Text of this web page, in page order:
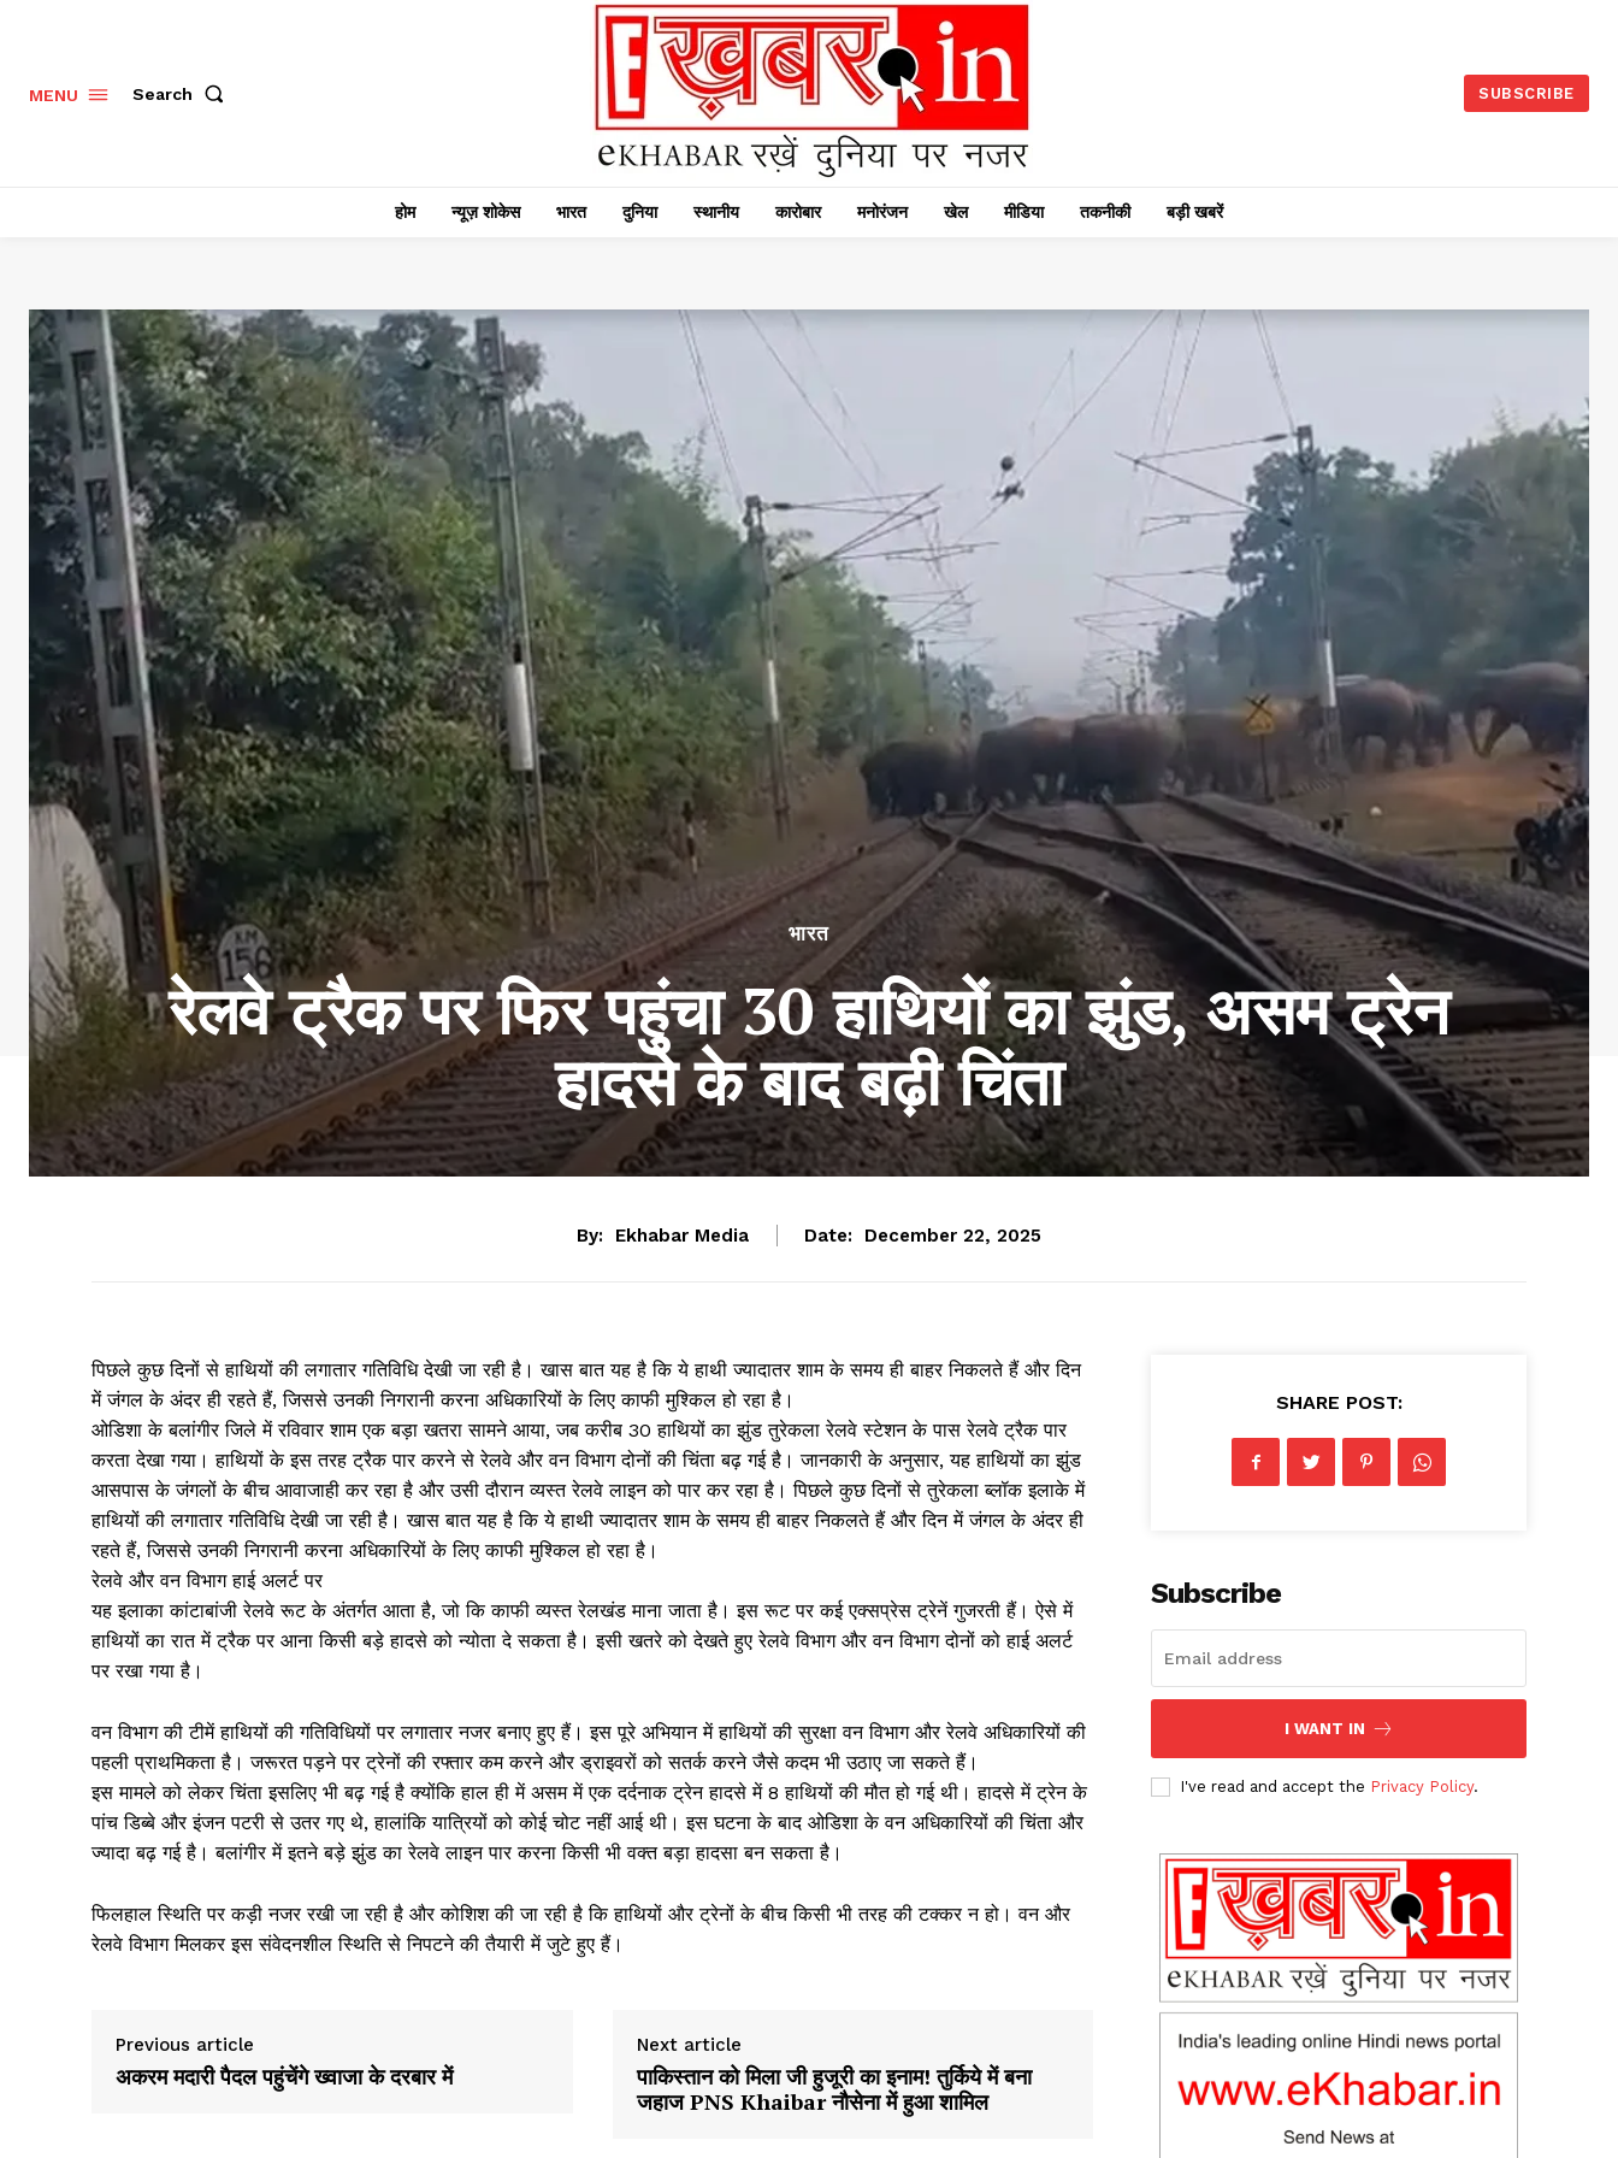
Company
MENU Search SUBSCRIBE
होम न्यूज़ शोकेस भारत दुनिया स्थानीय कारोबार मनोरंजन खेल मीडिया तकनीकी बड़ी खबरें
भारत
रेलवे ट्रैक पर फिर पहुंचा 30 हाथियों का झुंड, असम ट्रेन
हादसे के बाद बढ़ी चिंता
By: Ekhabar Media Date: December 22, 2025
पिछले कुछ दिनों से हाथियों की लगातार गतिविधि देखी जा रही है। खास बात यह है कि ये हाथी ज्यादातर शाम के समय ही बाहर निकलते हैं और दिन
में जंगल के अंदर ही रहते हैं, जिससे उनकी निगरानी करना अधिकारियों के लिए काफी मुश्किल हो रहा है।
ओडिशा के बलांगीर जिले में रविवार शाम एक बड़ा खतरा सामने आया, जब करीब 30 हाथियों का झुंड तुरेकला रेलवे स्टेशन के पास रेलवे ट्रैक पार
करता देखा गया। हाथियों के इस तरह ट्रैक पार करने से रेलवे और वन विभाग दोनों की चिंता बढ़ गई है। जानकारी के अनुसार, यह हाथियों का झुंड
आसपास के जंगलों के बीच आवाजाही कर रहा है और उसी दौरान व्यस्त रेलवे लाइन को पार कर रहा है। पिछले कुछ दिनों से तुरेकला ब्लॉक इलाके में
हाथियों की लगातार गतिविधि देखी जा रही है। खास बात यह है कि ये हाथी ज्यादातर शाम के समय ही बाहर निकलते हैं और दिन में जंगल के अंदर ही
रहते हैं, जिससे उनकी निगरानी करना अधिकारियों के लिए काफी मुश्किल हो रहा है।
रेलवे और वन विभाग हाई अलर्ट पर
यह इलाका कांटाबांजी रेलवे रूट के अंतर्गत आता है, जो कि काफी व्यस्त रेलखंड माना जाता है। इस रूट पर कई एक्सप्रेस ट्रेनें गुजरती हैं। ऐसे में
हाथियों का रात में ट्रैक पर आना किसी बड़े हादसे को न्योता दे सकता है। इसी खतरे को देखते हुए रेलवे विभाग और वन विभाग दोनों को हाई अलर्ट
पर रखा गया है।
वन विभाग की टीमें हाथियों की गतिविधियों पर लगातार नजर बनाए हुए हैं। इस पूरे अभियान में हाथियों की सुरक्षा वन विभाग और रेलवे अधिकारियों की
पहली प्राथमिकता है। जरूरत पड़ने पर ट्रेनों की रफ्तार कम करने और ड्राइवरों को सतर्क करने जैसे कदम भी उठाए जा सकते हैं।
इस मामले को लेकर चिंता इसलिए भी बढ़ गई है क्योंकि हाल ही में असम में एक दर्दनाक ट्रेन हादसे में 8 हाथियों की मौत हो गई थी। हादसे में ट्रेन के
पांच डिब्बे और इंजन पटरी से उतर गए थे, हालांकि यात्रियों को कोई चोट नहीं आई थी। इस घटना के बाद ओडिशा के वन अधिकारियों की चिंता और
ज्यादा बढ़ गई है। बलांगीर में इतने बड़े झुंड का रेलवे लाइन पार करना किसी भी वक्त बड़ा हादसा बन सकता है।
फिलहाल स्थिति पर कड़ी नजर रखी जा रही है और कोशिश की जा रही है कि हाथियों और ट्रेनों के बीच किसी भी तरह की टक्कर न हो। वन और
रेलवे विभाग मिलकर इस संवेदनशील स्थिति से निपटने की तैयारी में जुटे हुए हैं।
Previous article
अकरम मदारी पैदल पहुंचेंगे ख्वाजा के दरबार में
Next article
पाकिस्तान को मिला जी हुजूरी का इनाम! तुर्किये में बना
जहाज PNS Khaibar नौसेना में हुआ शामिल
SHARE POST:
Subscribe
I WANT IN
I've read and accept the Privacy Policy.